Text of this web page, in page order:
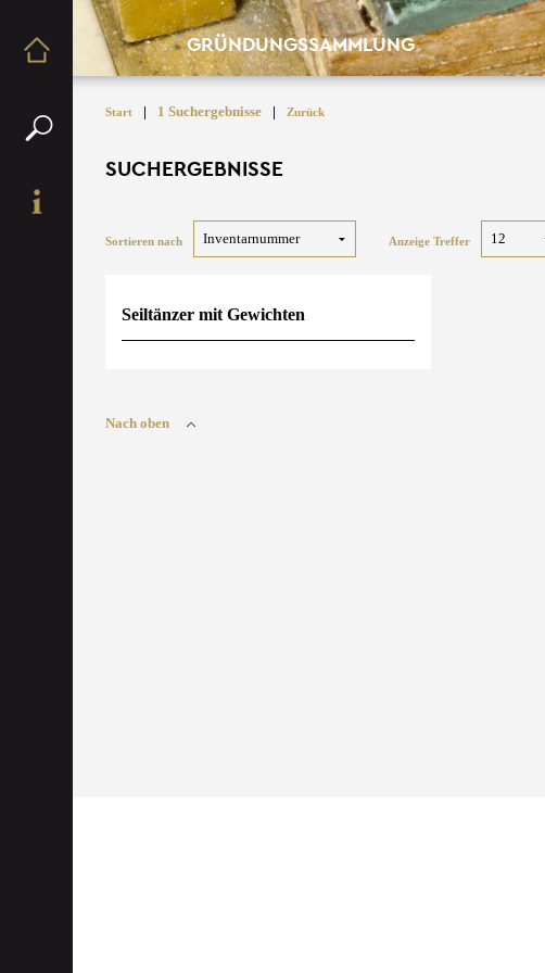
GRÜNDUNGSSAMMLUNG
Start | 1 Suchergebnisse | Zurück
SUCHERGEBNISSE
Sortieren nach Anzeige Treffer
Seiltänzer mit Gewichten
Nach oben